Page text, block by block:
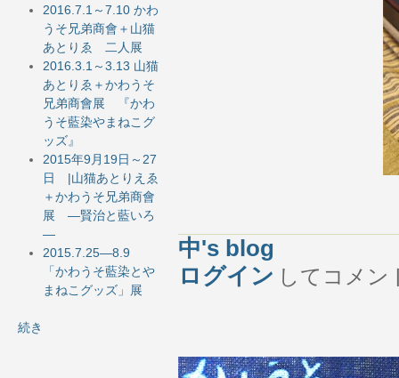
2016.7.1～7.10 かわ
うそ兄弟商會＋山猫
あとりゑ 二人展
2016.3.1～3.13 山猫
あとりゑ＋かわうそ
兄弟商會展 『かわ
うそ藍染やまねこグ
ッズ』
2015年9月19日～27
日 |山猫あとりえゑ
＋かわうそ兄弟商會
展 ―賢治と藍いろ
―
2015.7.25―8.9
「かわうそ藍染とや
まねこグッズ」展
続き
中's blog
ログイン してコメン